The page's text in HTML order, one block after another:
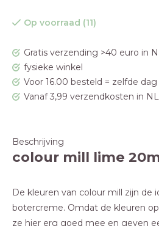
Op voorraad (11)
Gratis verzending >40 euro in
fysieke winkel
Voor 16.00 besteld = zelfde
Vanaf 3,99 verzendkosten in NL
Beschrijving
colour mill lime
De kleuren van colour mill zijn de
botercreme. Omdat de kleuren
ze hier erg goed mee en geven